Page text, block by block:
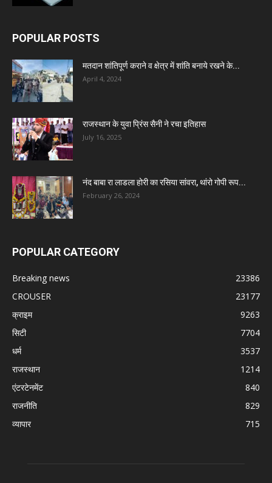
POPULAR POSTS
मतदान शांतिपूर्ण कराने व क्षेत्र में शांति बनाये रखने के...
April 4, 2024
राजस्थान के युवा प्रिंस सैनी ने रचा इतिहास
July 16, 2025
नंद बाबा रा लाडला होरी का रसिया सांवरा, थांरो गोपी रूप...
February 26, 2024
POPULAR CATEGORY
Breaking news
23386
CROUSER
23177
क्राइम
9263
सिटी
7704
धर्म
3537
राजस्थान
1214
एंटरटेनमेंट
840
राजनीति
829
व्यापार
715